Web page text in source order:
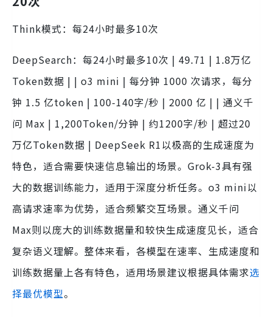
Think模式：每24小时最多10次
DeepSearch：每24小时最多10次 | 49.71 | 1.8万亿
Token数据 | | o3 mini | 每分钟 1000 次请求，每分
钟 1.5 亿token | 100-140字/秒 | 2000 亿 | | 通义千
问 Max | 1,200Token/分钟 | 约1200字/秒 | 超过20
万亿Token数据 | DeepSeek R1以极高的生成速度为
特色，适合需要快速信息输出的场景。Grok-3具有强
大的数据训练能力，适用于深度分析任务。o3 mini以
高请求速率为优势，适合频繁交互场景。通义千问
Max则以庞大的训练数据量和较快生成速度见长，适合
复杂语义理解。整体来看，各模型在速率、生成速度和
训练数据量上各有特色，适用场景建议根据具体需求选
择最优模型。